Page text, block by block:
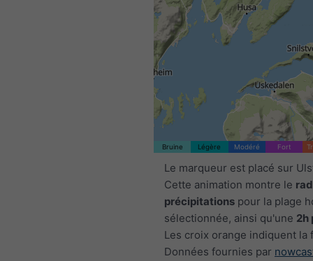
1h 3h 6h
18:30 18:45 19:00 19:15
Bruine Légère Modéré Fort
Le marqueur est placé sur
Cette animation montre le
précipitations pour la plage
sélectionnée, ainsi qu'une 2h
Les croix orange indiquent la
Données fournies par